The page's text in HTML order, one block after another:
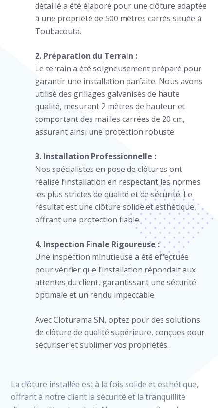
détaillé a été élaboré pour une clôture adaptée
à une propriété de 500 mètres carrés située à
Toubacouta.
2. Préparation du Terrain :
Le terrain a été soigneusement préparé pour
garantir une installation parfaite. Nous avons
utilisé des grillages galvanisés de haute
qualité, mesurant 2 mètres de hauteur et
comportant des mailles carrées de 20 cm,
assurant ainsi une protection robuste.
3. Installation Professionnelle :
Nos spécialistes en pose de clôtures ont
réalisé l’installation en respectant les normes
les plus strictes de qualité et de sécurité. Le
résultat est une clôture solide et esthétique,
offrant une protection fiable.
4. Inspection Finale Rigoureuse :
Une inspection minutieuse a été effectuée
pour vérifier que l’installation répondait aux
attentes du client, garantissant une sécurité
optimale et un rendu impeccable.
Avec Cloturama SN, optez pour des solutions
de clôture de qualité supérieure, conçues pour
sécuriser et sublimer vos propriétés.
La clôture installée est à la fois solide et esthétique,
offrant à notre client la sécurité et la tranquillité